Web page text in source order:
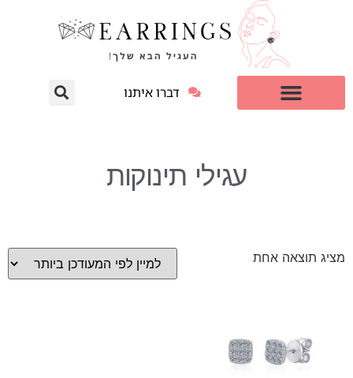
דברו איתנו
עגילי תינוקות
מציג תוצאה אחת